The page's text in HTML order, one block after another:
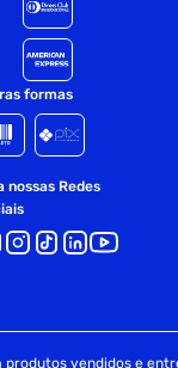
formas
nossas Redes
produtos vendidos e